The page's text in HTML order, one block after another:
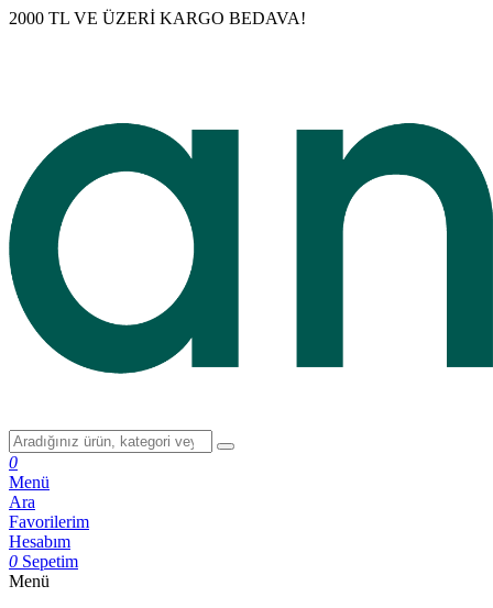
2000 TL VE ÜZERİ KARGO BEDAVA!
0
Menü
Ara
Favorilerim
Hesabım
0 Sepetim
Menü